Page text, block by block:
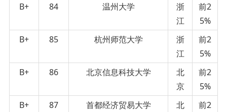
B+
84 温州大学
浙
江
前2
5%
B+
85 杭州师范大学
浙
江
前2
5%
B+
86 北京信息科技大学
北
京
前2
5%
B+
87 首都经济贸易大学
北
前2